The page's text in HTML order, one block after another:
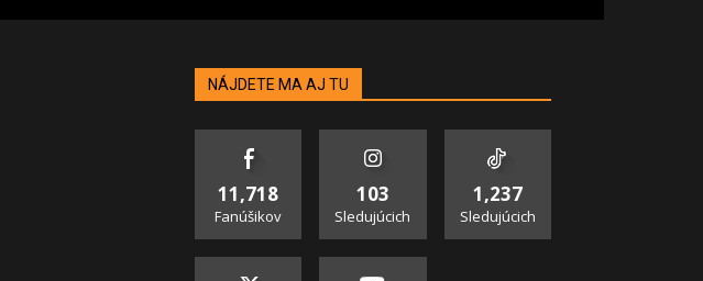
NÁJDETE MA AJ TU
11,718
Fanúšikov
103
Sledujúcich
1,237
Sledujúcich